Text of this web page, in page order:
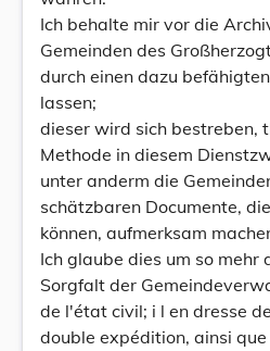
Ich behalte mir vor die
Gemeinden des
durch einen dazu
lassen;
dieser wird sich bestreben,
Methode in diesem
unter anderm die
schätzbaren Documente,
können, aufmerksam
Ich glaube dies um so mehr
Sorgfalt der
de l'état civil; i l en dresse
double expédition, ainsi